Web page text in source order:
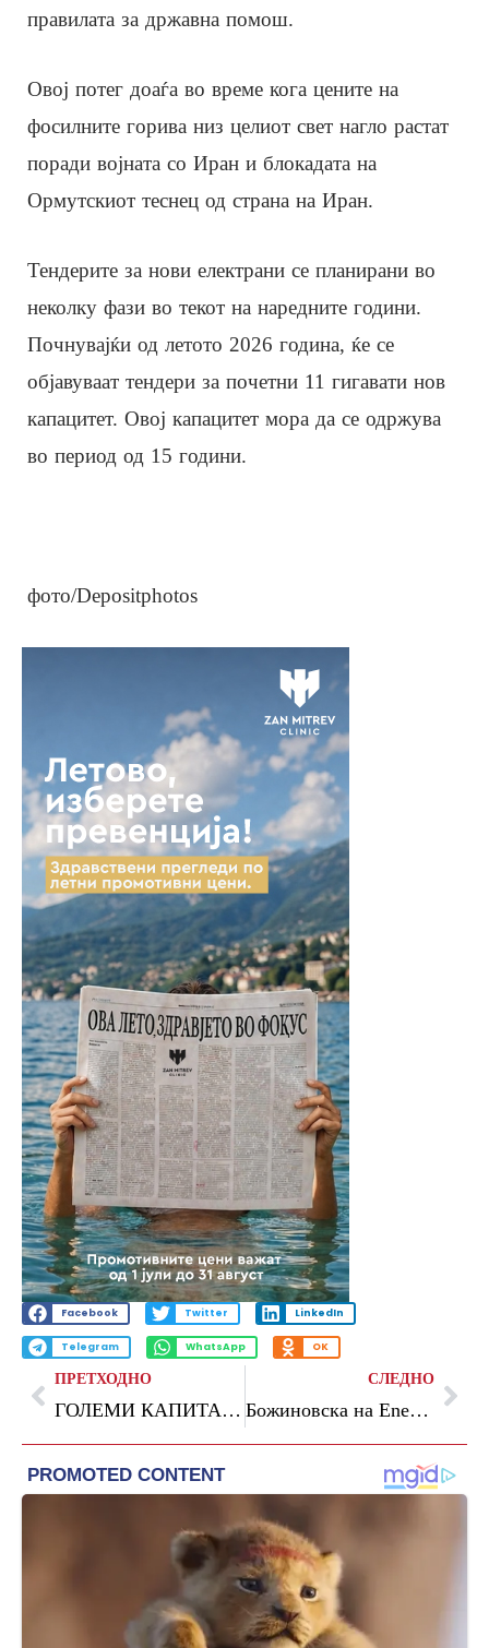
правилата за државна помош.
Овој потег доаѓа во време кога цените на
фосилните горива низ целиот свет нагло растат
поради војната со Иран и блокадата на
Ормутскиот теснец од страна на Иран.
Тендерите за нови електрани се планирани во
неколку фази во текот на наредните години.
Почнувајќи од летото 2026 година, ќе се
објавуваат тендери за почетни 11 гигавати нов
капацитет. Овој капацитет мора да се одржува
во период од 15 години.
фото/Depositphotos
Facebook Twitter LinkedIn
Telegram WhatsApp OK
ПРЕТХОДНО
ГОЛЕМИ КАПИТАЛНИ ИНВЕСТИЦИИ ВО РМ, НО НЕ ВО ЕНЕРГЕТИКАТА
СЛЕДНО
Божиновска на Energy Transition Summit во Атина: Посветени сме на заложбите за кредибилен партнер во Европската енергетска интеграција